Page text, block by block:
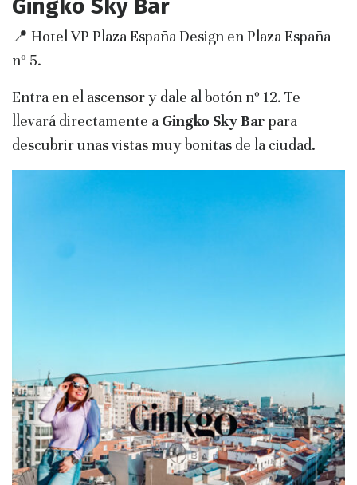
Gingko Sky Bar
📍 Hotel VP Plaza España Design en Plaza España
nº 5.
Entra en el ascensor y dale al botón nº 12. Te
llevará directamente a Gingko Sky Bar para
descubrir unas vistas muy bonitas de la ciudad.